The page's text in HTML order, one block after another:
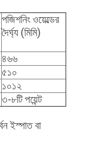
পজিশনিং ওয়েল্ডের
দৈর্ঘ্য (মিমি)
৪৬৬
৫১০
১০১২
৩-৮টি পয়েন্ট
ইস্পাত বা